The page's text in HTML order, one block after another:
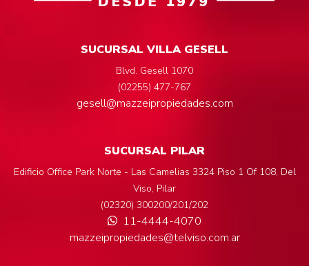
SUCURSAL VILLA GESELL
Blvd. Gesell 1070
(02255) 477-767
gesell@mazzeipropiedades.com
SUCURSAL PILAR
Edificio Office Park Norte - Las Camelias 3324 Piso 1 Of 108, Del
Viso, Pilar
(02320) 300200/201/202
11-4444-4070
mazzeipropiedades@telviso.com.ar